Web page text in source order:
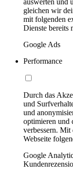
auswerten und
gleichen wir
mit folgenden
Dienste bereits
Google Ads
Performance
Durch das
und
und
optimieren und
verbessern.
Webseite
Google